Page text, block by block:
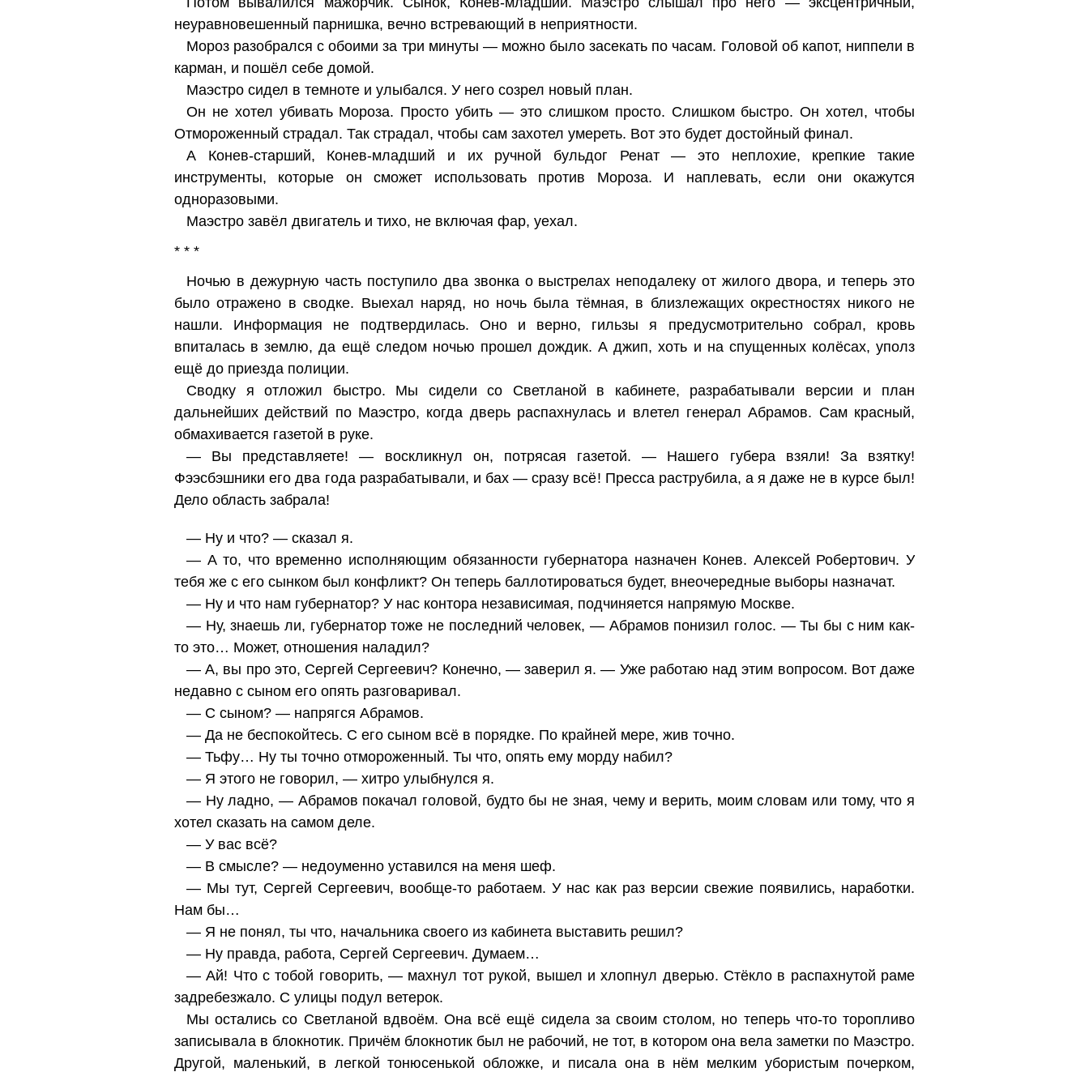
неуравновешенный парнишка, вечно встревающий в неприятности.
Мороз разобрался с обоими за три минуты — можно было засекать по часам. Головой об капот, ниппели в
карман, и пошёл себе домой.
Маэстро сидел в темноте и улыбался. У него созрел новый план.
Он не хотел убивать Мороза. Просто убить — это слишком просто. Слишком быстро. Он хотел, чтобы
Отмороженный страдал. Так страдал, чтобы сам захотел умереть. Вот это будет достойный финал.
А Конев-старший, Конев-младший и их ручной бульдог Ренат — это неплохие, крепкие такие
инструменты, которые он сможет использовать против Мороза. И наплевать, если они окажутся
одноразовыми.
Маэстро завёл двигатель и тихо, не включая фар, уехал.
* * *
Ночью в дежурную часть поступило два звонка о выстрелах неподалеку от жилого двора, и теперь это
было отражено в сводке. Выехал наряд, но ночь была тёмная, в близлежащих окрестностях никого не
нашли. Информация не подтвердилась. Оно и верно, гильзы я предусмотрительно собрал, кровь
впиталась в землю, да ещё следом ночью прошел дождик. А джип, хоть и на спущенных колёсах, уполз
ещё до приезда полиции.
Сводку я отложил быстро. Мы сидели со Светланой в кабинете, разрабатывали версии и план
дальнейших действий по Маэстро, когда дверь распахнулась и влетел генерал Абрамов. Сам красный,
обмахивается газетой в руке.
— Вы представляете! — воскликнул он, потрясая газетой. — Нашего губера взяли! За взятку!
Фээсбэшники его два года разрабатывали, и бах — сразу всё! Пресса раструбила, а я даже не в курсе был!
Дело область забрала!
— Ну и что? — сказал я.
— А то, что временно исполняющим обязанности губернатора назначен Конев. Алексей Робертович. У
тебя же с его сынком был конфликт? Он теперь баллотироваться будет, внеочередные выборы назначат.
— Ну и что нам губернатор? У нас контора независимая, подчиняется напрямую Москве.
— Ну, знаешь ли, губернатор тоже не последний человек, — Абрамов понизил голос. — Ты бы с ним как-
то это… Может, отношения наладил?
— А, вы про это, Сергей Сергеевич? Конечно, — заверил я. — Уже работаю над этим вопросом. Вот даже
недавно с сыном его опять разговаривал.
— С сыном? — напрягся Абрамов.
— Да не беспокойтесь. С его сыном всё в порядке. По крайней мере, жив точно.
— Тьфу… Ну ты точно отмороженный. Ты что, опять ему морду набил?
— Я этого не говорил, — хитро улыбнулся я.
— Ну ладно, — Абрамов покачал головой, будто бы не зная, чему и верить, моим словам или тому, что я
хотел сказать на самом деле.
— У вас всё?
— В смысле? — недоуменно уставился на меня шеф.
— Мы тут, Сергей Сергеевич, вообще-то работаем. У нас как раз версии свежие появились, наработки.
Нам бы…
— Я не понял, ты что, начальника своего из кабинета выставить решил?
— Ну правда, работа, Сергей Сергеевич. Думаем…
— Ай! Что с тобой говорить, — махнул тот рукой, вышел и хлопнул дверью. Стёкло в распахнутой раме
задребезжало. С улицы подул ветерок.
Мы остались со Светланой вдвоём. Она всё ещё сидела за своим столом, но теперь что-то торопливо
записывала в блокнотик. Причём блокнотик был не рабочий, не тот, в котором она вела заметки по Маэстро.
Другой, маленький, в легкой тонюсенькой обложке, и писала она в нём мелким убористым почерком,